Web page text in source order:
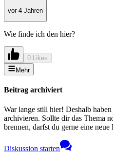
vor 4 Jahren
Wie finde ich den hier?
0 Likes
Mehr
Beitrag archiviert
War lange still hier! Deshalb
archivieren. Sollte dir das Thema
brennen, darfst du gerne eine neue
Diskussion starten